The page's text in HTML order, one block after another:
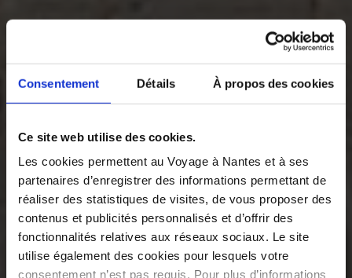
Consentement Détails À propos des cookies
Ce site web utilise des cookies.
Les cookies permettent au Voyage à Nantes et à ses
partenaires d’enregistrer des informations permettant de
réaliser des statistiques de visites, de vous proposer des
contenus et publicités personnalisés et d’offrir des
fonctionnalités relatives aux réseaux sociaux. Le site
utilise également des cookies pour lesquels votre
consentement n’est pas requis. Pour plus d’informations
©